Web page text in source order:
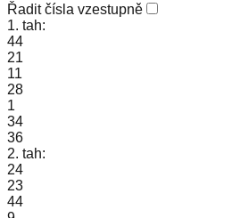
Řadit čísla vzestupně
1. tah:
44
21
11
28
1
34
36
2. tah:
24
23
44